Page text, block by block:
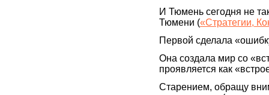
И Тюмень сегодня не
Тюмени («Стратегии,
Первой сделала
Она создала мир со
проявляется как
Старением, обращу